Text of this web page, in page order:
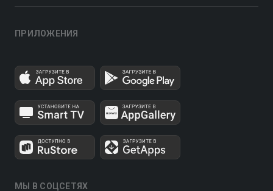
ПРИЛОЖЕНИЯ
МЫ В СОЦСЕТЯХ